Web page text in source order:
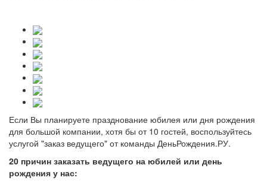
Если Вы планируете празднование юбилея или дня рождения
для большой компании, хотя бы от 10 гостей, воспользуйтесь
услугой "заказ ведущего" от команды ДеньРождения.РУ.
20 причин заказать ведущего на юбилей или день
рождения у нас: